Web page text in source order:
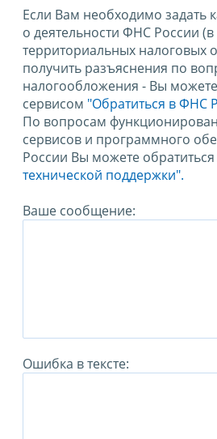
Если Вам необходимо задать
о деятельности ФНС России
территориальных налоговых
получить разъяснения по
налогообложения - Вы
сервисом "Обратиться в ФНС
По вопросам
сервисов и программного
России Вы можете обратиться
технической поддержки".
Ваше сообщение:
Ошибка в тексте: